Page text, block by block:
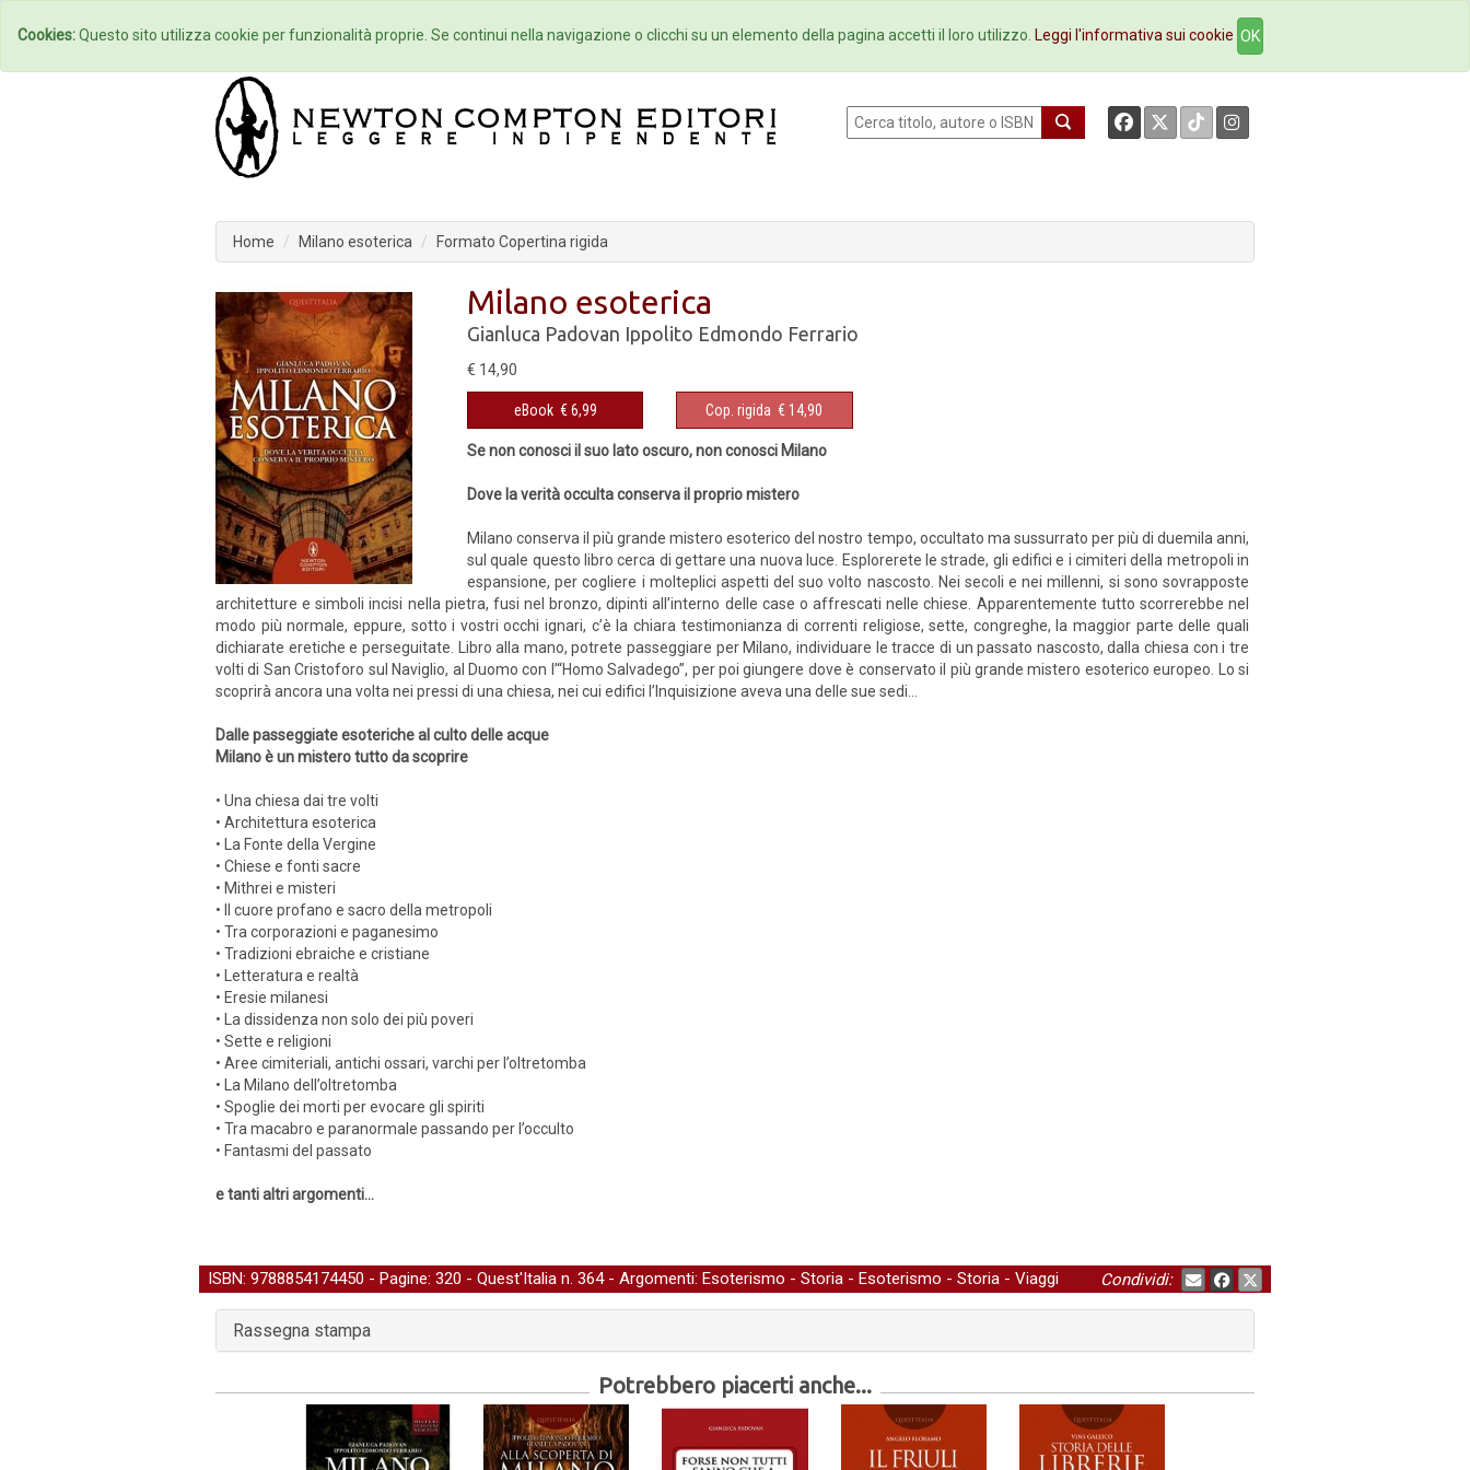
Home Autori Eventi Collane Newsletter Ebookstore Contatti
Home Milano esoterica Formato Copertina rigida
Milano esoterica
Gianluca Padovan Ippolito Edmondo Ferrario
€ 14,90
eBook € 6,99 Cop. rigida € 14,90
Se non conosci il suo lato oscuro, non conosci Milano
Dove la verità occulta conserva il proprio mistero
Milano conserva il più grande mistero esoterico del nostro tempo, occultato ma sussurrato per più di duemila anni,
sul quale questo libro cerca di gettare una nuova luce. Esplorerete le strade, gli edifici e i cimiteri della metropoli in
espansione, per cogliere i molteplici aspetti del suo volto nascosto. Nei secoli e nei millenni, si sono sovrapposte
architetture e simboli incisi nella pietra, fusi nel bronzo, dipinti all’interno delle case o affrescati nelle chiese. Apparentemente tutto scorrerebbe nel
modo più normale, eppure, sotto i vostri occhi ignari, c’è la chiara testimonianza di correnti religiose, sette, congreghe, la maggior parte delle quali
dichiarate eretiche e perseguitate. Libro alla mano, potrete passeggiare per Milano, individuare le tracce di un passato nascosto, dalla chiesa con i tre
volti di San Cristoforo sul Naviglio, al Duomo con l’“Homo Salvadego”, per poi giungere dove è conservato il più grande mistero esoterico europeo. Lo si
scoprirà ancora una volta nei pressi di una chiesa, nei cui edifici l’Inquisizione aveva una delle sue sedi…
Dalle passeggiate esoteriche al culto delle acque
Milano è un mistero tutto da scoprire
• Una chiesa dai tre volti
• Architettura esoterica
• La Fonte della Vergine
• Chiese e fonti sacre
• Mithrei e misteri
• Il cuore profano e sacro della metropoli
• Tra corporazioni e paganesimo
• Tradizioni ebraiche e cristiane
• Letteratura e realtà
• Eresie milanesi
• La dissidenza non solo dei più poveri
• Sette e religioni
• Aree cimiteriali, antichi ossari, varchi per l’oltretomba
• La Milano dell’oltretomba
• Spoglie dei morti per evocare gli spiriti
• Tra macabro e paranormale passando per l’occulto
• Fantasmi del passato
e tanti altri argomenti...
ISBN: 9788854174450 - Pagine: 320 - Quest'Italia n. 364 - Argomenti: Esoterismo - Storia - Esoterismo - Storia - Viaggi Condividi:
Rassegna stampa
Potrebbero piacerti anche...
Cookies:Questo sito utilizza cookie per funzionalità proprie. Se continui nella navigazione o clicchi su un elemento della pagina accetti il loro utilizzo. Leggi l'informativa sui cookie OK